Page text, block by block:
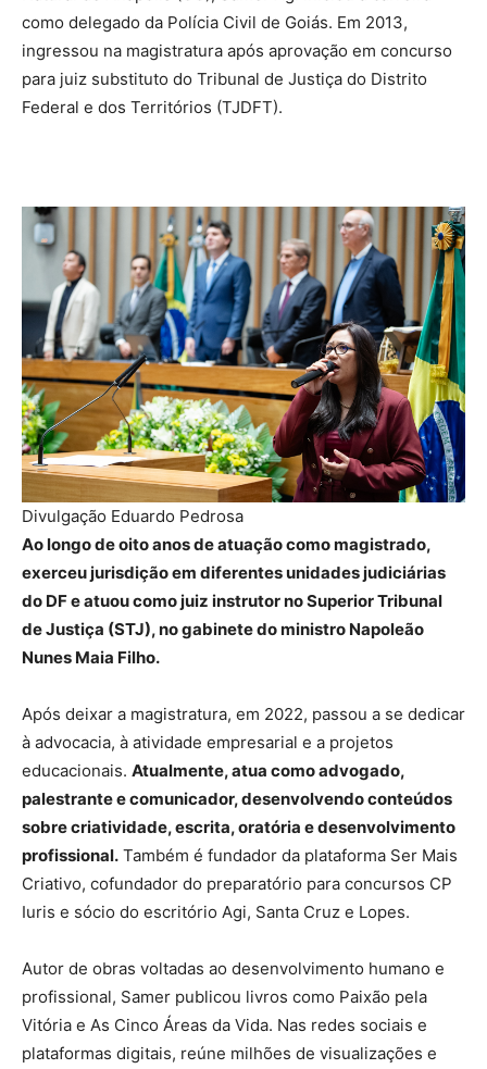
como delegado da Polícia Civil de Goiás. Em 2013,
ingressou na magistratura após aprovação em concurso
para juiz substituto do Tribunal de Justiça do Distrito
Federal e dos Territórios (TJDFT).
Divulgação Eduardo Pedrosa
Ao longo de oito anos de atuação como magistrado,
exerceu jurisdição em diferentes unidades judiciárias
do DF e atuou como juiz instrutor no Superior Tribunal
de Justiça (STJ), no gabinete do ministro Napoleão
Nunes Maia Filho.
Após deixar a magistratura, em 2022, passou a se dedicar
à advocacia, à atividade empresarial e a projetos
educacionais. Atualmente, atua como advogado,
palestrante e comunicador, desenvolvendo conteúdos
sobre criatividade, escrita, oratória e desenvolvimento
profissional. Também é fundador da plataforma Ser Mais
Criativo, cofundador do preparatório para concursos CP
Iuris e sócio do escritório Agi, Santa Cruz e Lopes.
Autor de obras voltadas ao desenvolvimento humano e
profissional, Samer publicou livros como Paixão pela
Vitória e As Cinco Áreas da Vida. Nas redes sociais e
plataformas digitais, reúne milhões de visualizações e